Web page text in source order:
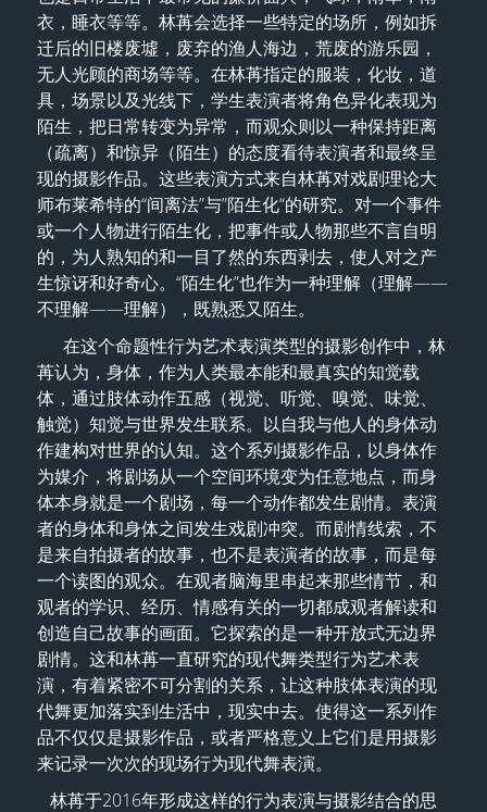
衣，睡衣等等。林苒会选择一些特定的场所，例如拆
迁后的旧楼废墟，废弃的渔人海边，荒废的游乐园，
无人光顾的商场等等。在林苒指定的服装，化妆，道
具，场景以及光线下，学生表演者将角色异化表现为
陌生，把日常转变为异常，而观众则以一种保持距离
（疏离）和惊异（陌生）的态度看待表演者和最终呈
现的摄影作品。这些表演方式来自林苒对戏剧理论大
师布莱希特的“间离法”与”陌生化“的研究。对一个事件
或一个人物进行陌生化，把事件或人物那些不言自明
的，为人熟知的和一目了然的东西剥去，使人对之产
生惊讶和好奇心。“陌生化”也作为一种理解（理解——
不理解——理解），既熟悉又陌生。
苒认为，身体，作为人类最本能和最真实的知觉载
体，通过肢体动作五感（视觉、听觉、嗅觉、味觉、
触觉）知觉与世界发生联系。以自我与他人的身体动
作建构对世界的认知。这个系列摄影作品，以身体作
为媒介，将剧场从一个空间环境变为任意地点，而身
体本身就是一个剧场，每一个动作都发生剧情。表演
者的身体和身体之间发生戏剧冲突。而剧情线索，不
是来自拍摄者的故事，也不是表演者的故事，而是每
一个读图的观众。在观者脑海里串起来那些情节，和
观者的学识、经历、情感有关的一切都成观者解读和
创造自己故事的画面。它探索的是一种开放式无边界
剧情。这和林苒一直研究的现代舞类型行为艺术表
演，有着紧密不可分割的关系，让这种肢体表演的现
代舞更加落实到生活中，现实中去。使得这一系列作
品不仅仅是摄影作品，或者严格意义上它们是用摄影
来记录一次次的现场行为现代舞表演。